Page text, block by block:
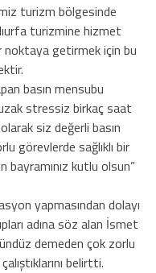
turizm bölgesinde
turizmine hizmet
noktaya getirmek için bu
basın mensubu
uzak stressiz birkaç saat
siz değerli basın
görevlerde sağlıklı bir
bayramınız kutlu olsun”
yapmasından dolayı
adına söz alan İsmet
demeden çok zorlu
belirtti.